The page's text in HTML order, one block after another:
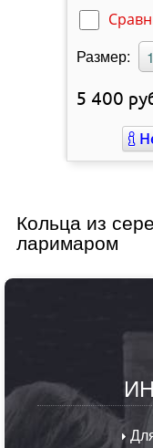
Размер:
5 400
Кольца из
ларимаром